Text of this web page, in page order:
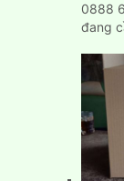
0888
đang